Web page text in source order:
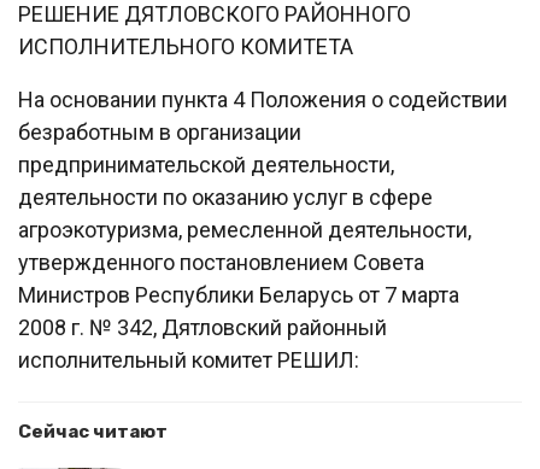
РЕШЕНИЕ ДЯТЛОВСКОГО РАЙОННОГО
ИСПОЛНИТЕЛЬНОГО КОМИТЕТА
На основании пункта 4 Положения о содействии
безработным в организации
предпринимательской деятельности,
деятельности по оказанию услуг в сфере
агроэкотуризма, ремесленной деятельности,
утвержденного постановлением Совета
Министров Республики Беларусь от 7 марта
2008 г. № 342, Дятловский районный
исполнительный комитет РЕШИЛ:
Сейчас читают